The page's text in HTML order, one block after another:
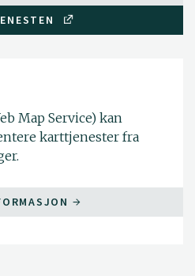
Map Service) kan
karttjenester fra